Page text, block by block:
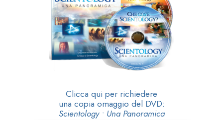
Clicca qui per richiedere
una copia omaggio del DVD:
Scientology • Una Panoramica